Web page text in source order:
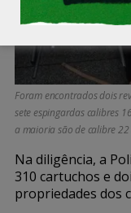
Foram encontrados dois
sete espingardas calibres
a maioria são de calibre
Na diligência, a
310 cartuchos e
propriedades dos